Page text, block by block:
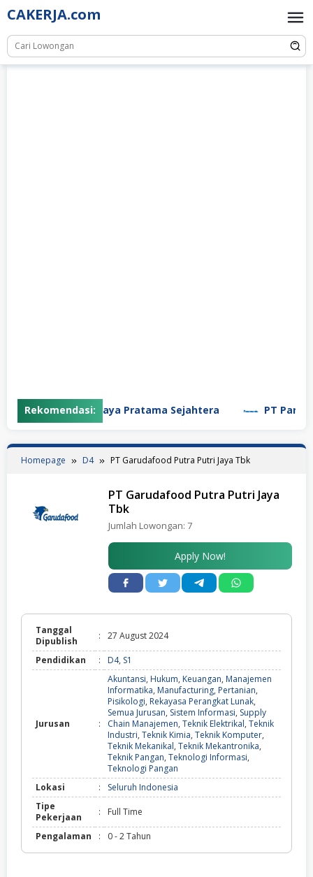
Skip
to
content
CAKERJA.com
Rekomendasi:
PT Garuda Daya Pratama Sejahtera PT
Homepage D4 PT Garudafood Putra Putri Jaya Tbk
PT Garudafood Putra Putri Jaya
Tbk
Jumlah Lowongan: 7
Apply Now!
Tanggal
Dipublish
: 27 August 2024
Pendidikan : D4, S1
Jurusan :
Akuntansi, Hukum, Keuangan, Manajemen
Informatika, Manufacturing, Pertanian,
Pisikologi, Rekayasa Perangkat Lunak,
Semua Jurusan, Sistem Informasi, Supply
Chain Manajemen, Teknik Elektrikal, Teknik
Industri, Teknik Kimia, Teknik Komputer,
Teknik Mekanikal, Teknik Mekantronika,
Teknik Pangan, Teknologi Informasi,
Teknologi Pangan
Lokasi
:
Seluruh Indonesia
Tipe
Pekerjaan
: Full Time
Pengalaman : 0 - 2 Tahun